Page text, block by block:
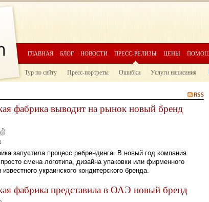
ГЛАВНАЯ БЛОГ НОВОСТИ ПРЕСС-РЕЛИЗЫ ЦЕНЫ
Тур по сайту Пресс-портреты Ошибки Услуги написания
фабрика выводит на рынок новый бренд
запустила процесс ребрендинга. В новый год компания
смена логотипа, дизайна упаковки или фирменного
украинского кондитерского бренда.
фабрика представила в ОАЭ новый бренд